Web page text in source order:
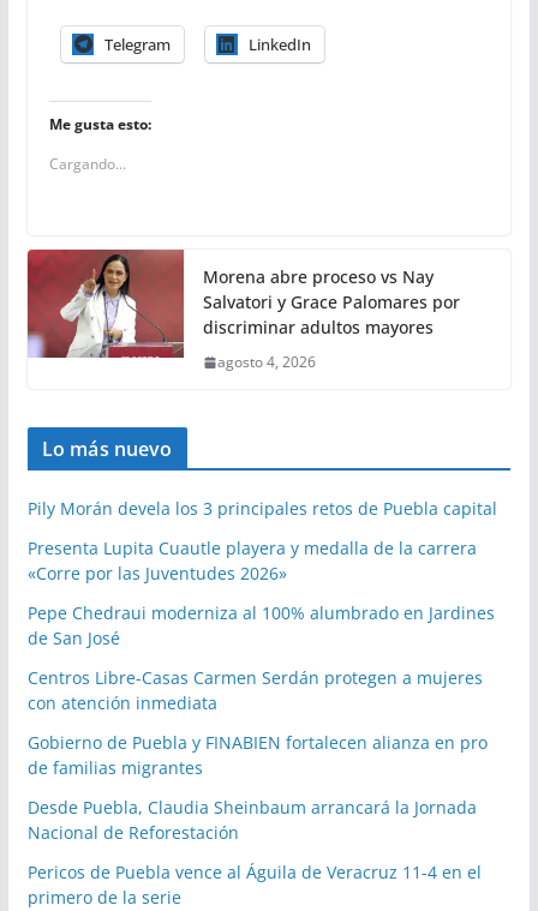
Telegram LinkedIn
Me gusta esto:
Cargando...
Morena abre proceso vs Nay
Salvatori y Grace Palomares por
discriminar adultos mayores
agosto 4, 2026
Lo más nuevo
Pily Morán devela los 3 principales retos de Puebla capital
Presenta Lupita Cuautle playera y medalla de la carrera
«Corre por las Juventudes 2026»
Pepe Chedraui moderniza al 100% alumbrado en Jardines
de San José
Centros Libre-Casas Carmen Serdán protegen a mujeres
con atención inmediata
Gobierno de Puebla y FINABIEN fortalecen alianza en pro
de familias migrantes
Desde Puebla, Claudia Sheinbaum arrancará la Jornada
Nacional de Reforestación
Pericos de Puebla vence al Águila de Veracruz 11-4 en el
primero de la serie